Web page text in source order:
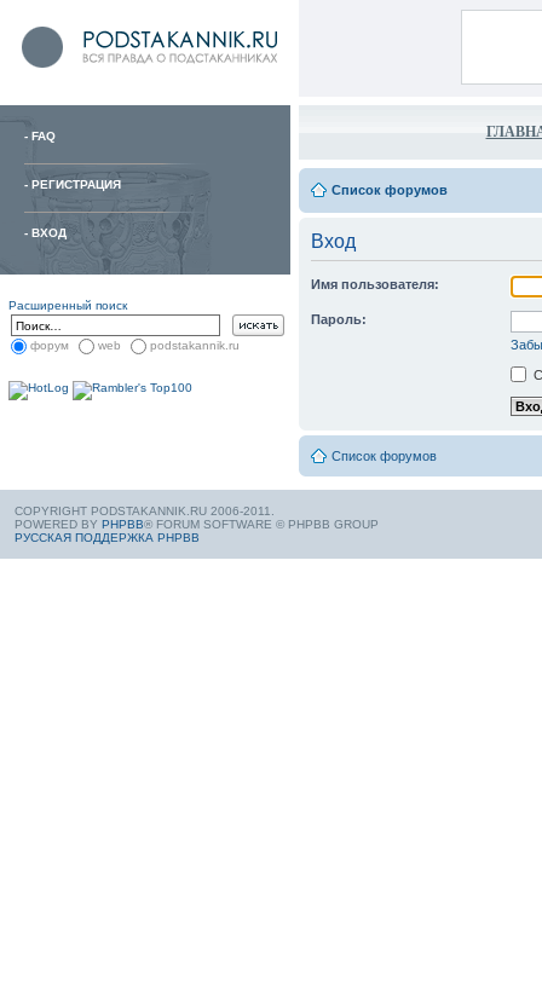
- FAQ
- РЕГИСТРАЦИЯ
- ВХОД
Расширенный поиск
форум web podstakannik.ru
Список форумов
Вход
Имя пользователя:
Пароль:
Список форумов
COPYRIGHT PODSTAKANNIK.RU 2006-2011.
POWERED BY PHPBB® FORUM SOFTWARE © PHPBB GROUP
РУССКАЯ ПОДДЕРЖКА PHPBB